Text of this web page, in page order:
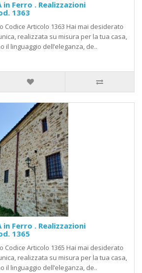
in Ferro . Realizzazioni
1363
Codice Articolo 1363 Hai mai desiderato
realizzata su misura per la tua casa,
il linguaggio dell’eleganza, de..
in Ferro . Realizzazioni
1365
Codice Articolo 1365 Hai mai desiderato
realizzata su misura per la tua casa,
il linguaggio dell’eleganza, de..